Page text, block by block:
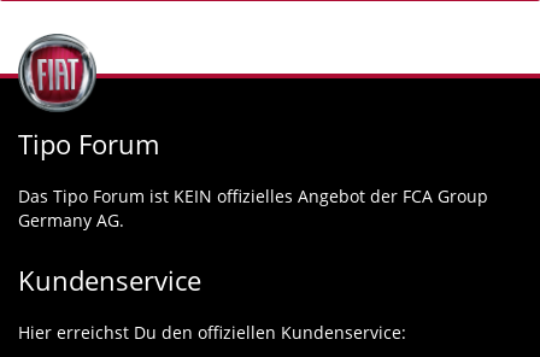
Tipo Forum
Das Tipo Forum ist KEIN offizielles Angebot der FCA Group
Germany AG.
Kundenservice
Hier erreichst Du den offiziellen Kundenservice: